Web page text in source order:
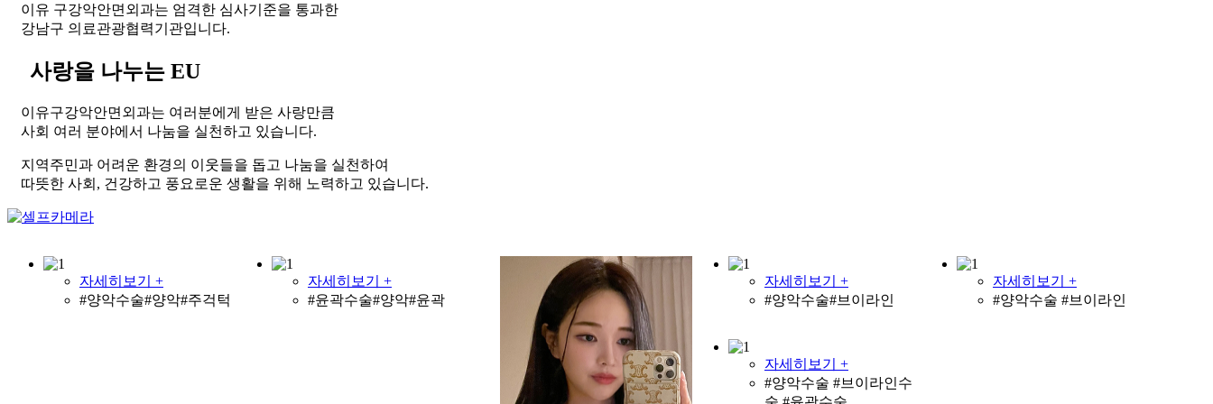
이유 구강악안면외과는 엄격한 심사기준을 통과한
강남구 의료관광협력기관입니다.
사랑을 나누는 EU
이유구강악안면외과는 여러분에게 받은 사랑만큼
사회 여러 분야에서 나눔을 실천하고 있습니다.
지역주민과 어려운 환경의 이웃들을 돕고 나눔을 실천하여
따뜻한 사회, 건강하고 풍요로운 생활을 위해 노력하고 있습니다.
자세히보기 +
#양악수술#양악#주걱턱
자세히보기 +
#윤곽수술#양악#윤곽
자세히보기 +
#양악수술#브이라인
자세히보기 +
#양악수술 #브이라인
자세히보기 +
#양악수술 #브이라인수